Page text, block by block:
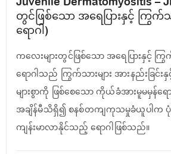
တွင်ဖြစ်သော အရေပြားနှင့် ကြွက်သ
ရောဂါ)
ကလေးများတွင်ဖြစ်သော အရေပြားနှင့် ကြွ
ရောဂါသည် ကြွက်သားများ အားနည်းခြင်း
များစွာကို ဖြစ်စေသော ကိုယ်ခံအားမူမမှန်ရော
အချိန်မီသိရှိ၍ စနစ်တကျကုသမှုခံယူပါက
ကျန်းမာလာနိုင်သည့် ရောဂါဖြစ်သည်။